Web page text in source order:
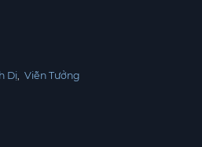
Dị, Viễn Tưởng